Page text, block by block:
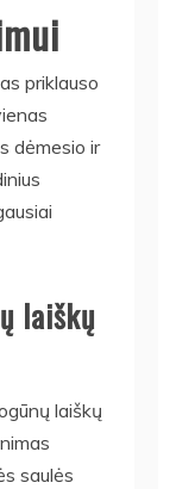
priklauso
dėmesio ir
laiškų
laiškų
saulės